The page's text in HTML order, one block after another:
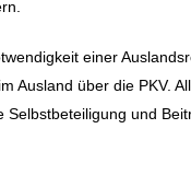
einer
Ausland über die PKV.
und